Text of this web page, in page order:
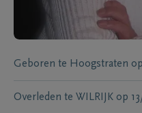
Geboren te Hoogstraten op
Overleden te WILRIJK op